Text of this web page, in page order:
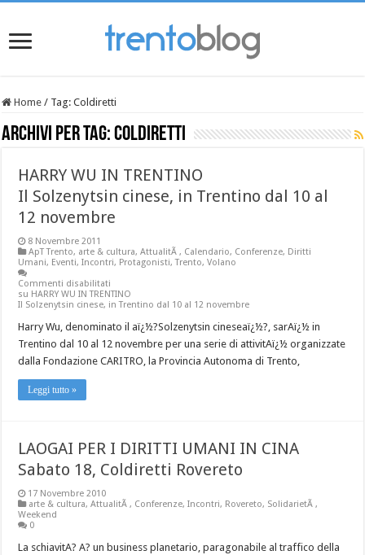
Home / Tag:Coldiretti
Archivi per tag:Coldiretti
HARRY WU IN TRENTINO
Il Solzenytsin cinese, in Trentino dal 10 al
12 novembre
8 Novembre 2011
ApT Trento, arte & cultura,AttualitÃ, Calendario, Conferenze, Diritti
Umani, Eventi,Incontri, Protagonisti,Trento,Volano
Commenti disabilitati
su HARRY WU IN TRENTINO
Il Solzenytsin cinese, in Trentino dal 10 al 12 novembre
Harry Wu, denominato il aï¿½?Solzenytsin cineseaï¿½?, sarAï¿½ in
Trentino dal 10 al 12 novembre per una serie di attivitAï¿½ organizzate
dalla Fondazione CARITRO, la Provincia Autonoma di Trento,
Leggi tutto »
LAOGAI PER I DIRITTI UMANI IN CINA
Sabato 18, Coldiretti Rovereto
17 Novembre 2010
arte & cultura,AttualitÃ, Conferenze,Incontri, Rovereto, SolidarietÃ,
Weekend
0
La schiavitA? A? un business planetario, paragonabile al traffico della